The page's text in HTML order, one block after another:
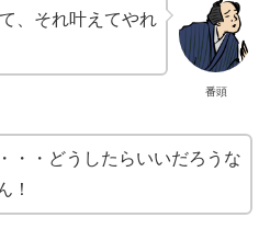
番頭
、それ叶えてやれ
・・どうしたらいいだろうな
！